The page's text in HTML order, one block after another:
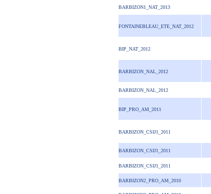
BARBIZON1_NAT_2013
FONTAINEBLEAU_ETE_NAT_2012
BIP_NAT_2012
BARBIZON_NAL_2012
BARBIZON_NAL_2012
BIP_PRO_AM_2011
BARBIZON_CSIJ1_2011
BARBIZON_CSIJ1_2011
BARBIZON_CSIJ1_2011
BARBIZON2_PRO_AM_2010